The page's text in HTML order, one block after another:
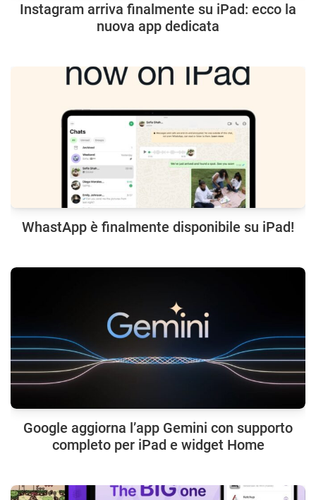
Instagram arriva finalmente su iPad: ecco la
nuova app dedicata
WhastApp è finalmente disponibile su iPad!
Google aggiorna l’app Gemini con supporto
completo per iPad e widget Home